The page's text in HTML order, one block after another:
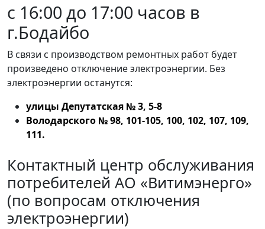
с 16:00 до 17:00 часов в
г.Бодайбо
В связи с производством ремонтных работ будет
произведено отключение электроэнергии. Без
электроэнергии останутся:
улицы Депутатская № 3, 5-8
Володарского № 98, 101-105, 100, 102, 107, 109,
111.
Контактный центр обслуживания
потребителей АО «Витимэнерго»
(по вопросам отключения
электроэнергии)